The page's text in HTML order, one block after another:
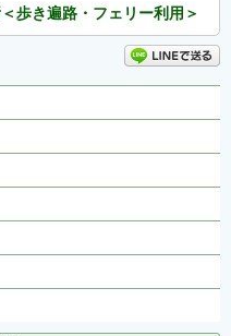
歩き遍路・フェリー利用＞